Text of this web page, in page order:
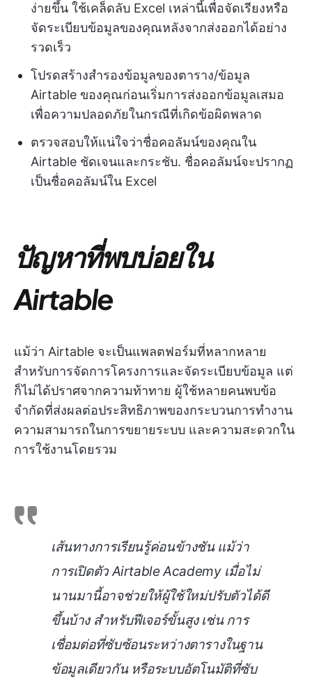
ง่ายขึ้น ใช้เคล็ดลับ Excel เหล่านี้เพื่อจัดเรียงหรือ
จัดระเบียบข้อมูลของคุณหลังจากส่งออกได้อย่าง
รวดเร็ว
โปรดสร้างสำรองข้อมูลของตาราง/ข้อมูล
Airtable ของคุณก่อนเริ่มการส่งออกข้อมูลเสมอ
เพื่อความปลอดภัยในกรณีที่เกิดข้อผิดพลาด
ตรวจสอบให้แน่ใจว่าชื่อคอลัมน์ของคุณใน
Airtable ชัดเจนและกระชับ. ชื่อคอลัมน์จะปรากฏ
เป็นชื่อคอลัมน์ใน Excel
ปัญหาที่พบบ่อยใน
Airtable
แม้ว่า Airtable จะเป็นแพลตฟอร์มที่หลากหลาย
สำหรับการจัดการโครงการและจัดระเบียบข้อมูล แต่
ก็ไม่ได้ปราศจากความท้าทาย ผู้ใช้หลายคนพบข้อ
จำกัดที่ส่งผลต่อประสิทธิภาพของกระบวนการทำงาน
ความสามารถในการขยายระบบ และความสะดวกใน
การใช้งานโดยรวม
เส้นทางการเรียนรู้ค่อนข้างชัน แม้ว่า
การเปิดตัว Airtable Academy เมื่อไม่
นานมานี้อาจช่วยให้ผู้ใช้ใหม่ปรับตัวได้ดี
ขึ้นบ้าง สำหรับฟีเจอร์ขั้นสูง เช่น การ
เชื่อมต่อที่ซับซ้อนระหว่างตารางในฐาน
ข้อมูลเดียวกัน หรือระบบอัตโนมัติที่ซับ